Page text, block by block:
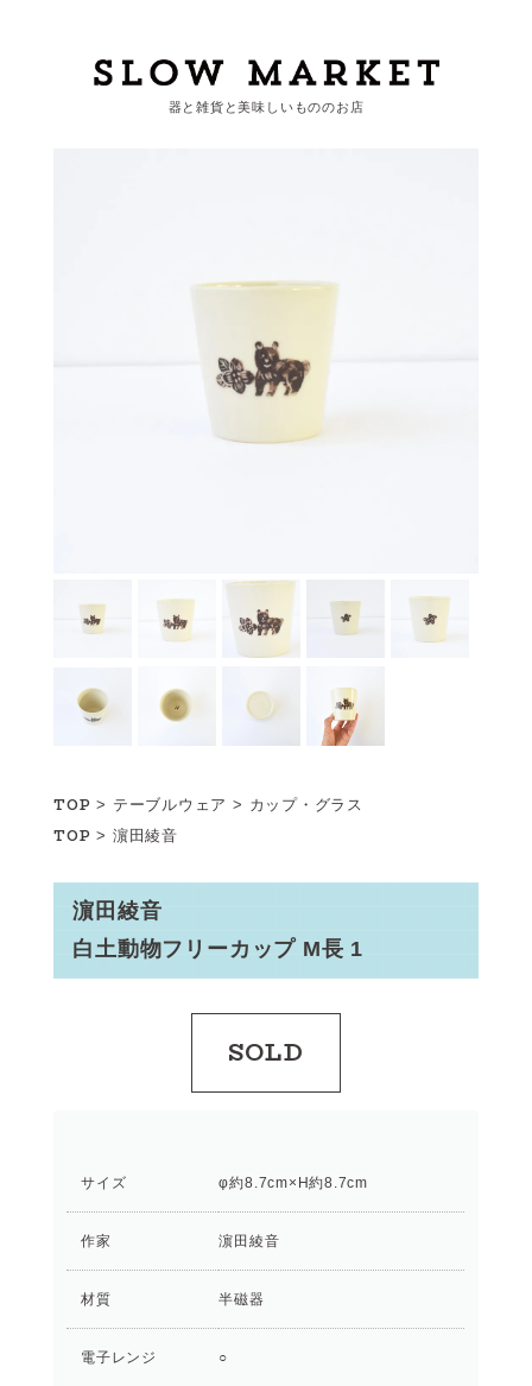
器と雑貨と美味しいもののお店
TOP > テーブルウェア > カップ・グラス
TOP > 濵田綾音
濵田綾音
白土動物フリーカップ M長 1
SOLD
サイズ φ約8.7cm×H約8.7cm
作家 濵田綾音
材質 半磁器
電子レンジ ○